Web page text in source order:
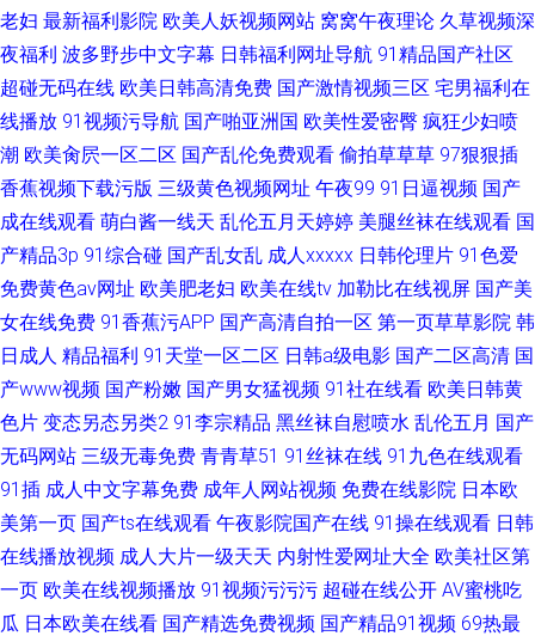
老妇 最新福利影院 欧美人妖视频网站 窝窝午夜理论 久草视频深
夜福利 波多野步中文字幕 日韩福利网址导航 91精品国产社区
超碰无码在线 欧美日韩高清免费 国产激情视频三区 宅男福利在
线播放 91视频污导航 国产啪亚洲国 欧美性爱密臀 疯狂少妇喷
潮 欧美肏屄一区二区 国产乱伦免费观看 偷拍草草草 97狠狠插
香蕉视频下载污版 三级黄色视频网址 午夜99 91日逼视频 国产
成在线观看 萌白酱一线天 乱伦五月天婷婷 美腿丝袜在线观看 国
产精品3p 91综合碰 国产乱女乱 成人xxxxx 日韩伦理片 91色爱
免费黄色av网址 欧美肥老妇 欧美在线tv 加勒比在线视屏 国产美
女在线免费 91香蕉污APP 国产高清自拍一区 第一页草草影院 韩
日成人 精品福利 91天堂一区二区 日韩a级电影 国产二区高清 国
产www视频 国产粉嫩 国产男女猛视频 91社在线看 欧美日韩黄
色片 变态另态另类2 91李宗精品 黑丝袜自慰喷水 乱伦五月 国产
无码网站 三级无毒免费 青青草51 91丝袜在线 91九色在线观看
91插 成人中文字幕免费 成年人网站视频 免费在线影院 日本欧
美第一页 国产ts在线观看 午夜影院国产在线 91操在线观看 日韩
在线播放视频 成人大片一级天天 内射性爱网址大全 欧美社区第
一页 欧美在线视频播放 91视频污污污 超碰在线公开 AV蜜桃吃
瓜 日本欧美在线看 国产精选免费视频 国产精品91视频 69热最